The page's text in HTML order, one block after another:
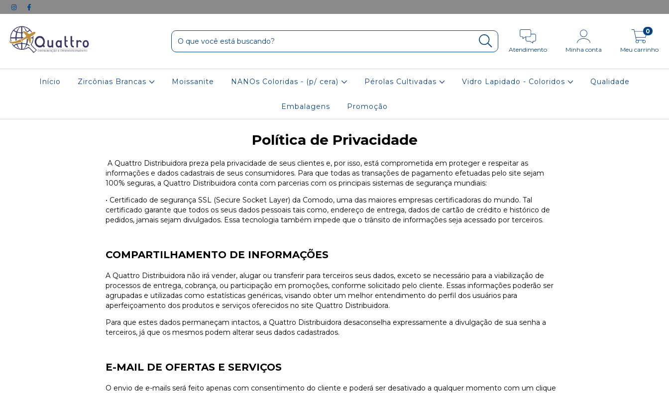
Atendimento Minha conta Meu carrinho
0
Início Zircônias Brancas Moissanite NANOs Coloridas - (p/ cera) Pérolas Cultivadas Vidro Lapidado - Coloridos Qualidade
Embalagens Promoção
Política de Privacidade
A Quattro Distribuidora preza pela privacidade de seus clientes e, por isso, está comprometida em proteger e respeitar as
informações e dados cadastrais de seus consumidores. Para que todas as transações de pagamento efetuadas pelo site sejam
100% seguras, a Quattro Distribuidora conta com parcerias com os principais sistemas de segurança mundiais:
• Certificado de segurança SSL (Secure Socket Layer) da Comodo, uma das maiores empresas certificadoras do mundo. Tal
certificado garante que todos os seus dados pessoais tais como, endereço de entrega, dados de cartão de crédito e histórico de
pedidos, jamais sejam divulgados. Essa tecnologia também impede que o trânsito de informações seja acessado por terceiros.
COMPARTILHAMENTO DE INFORMAÇÕES
A Quattro Distribuidora não irá vender, alugar ou transferir para terceiros seus dados, exceto se necessário para a viabilização de
processos de entrega, cobrança, ou participação em promoções, conforme solicitado pelo cliente. Essas informações poderão ser
agrupadas e utilizadas como estatísticas genéricas, visando obter um melhor entendimento do perfil dos usuários para
aperfeiçoamento dos produtos e serviços oferecidos no site Quattro Distribuidora.
Para que estes dados permaneçam intactos, a Quattro Distribuidora desaconselha expressamente a divulgação de sua senha a
terceiros, já que os mesmos podem alterar seus dados cadastrados.
E-MAIL DE OFERTAS E SERVIÇOS
O envio de e-mails será feito apenas com consentimento do cliente e poderá ser desativado a qualquer momento com um clique